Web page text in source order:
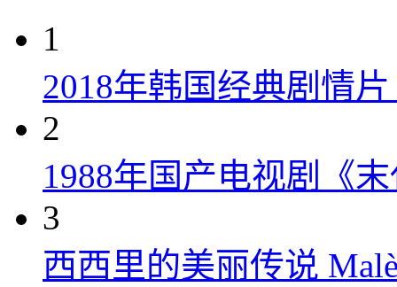
1
2018年韩国经典剧情
2
1988年国产电视剧《
3
西西里的美丽传说